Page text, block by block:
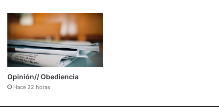
Opinión// Obediencia
Hace 22 horas